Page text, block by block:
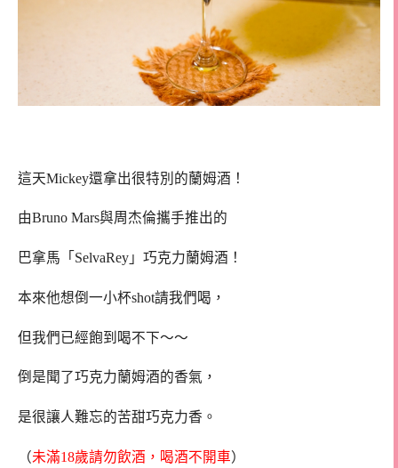
這天Mickey還拿出很特別的蘭姆酒！
由Bruno Mars與周杰倫攜手推出的
巴拿馬「SelvaRey」巧克力蘭姆酒！
本來他想倒一小杯shot請我們喝，
但我們已經飽到喝不下～～
倒是聞了巧克力蘭姆酒的香氣，
是很讓人難忘的苦甜巧克力香。
（未滿18歲請勿飲酒，喝酒不開車）